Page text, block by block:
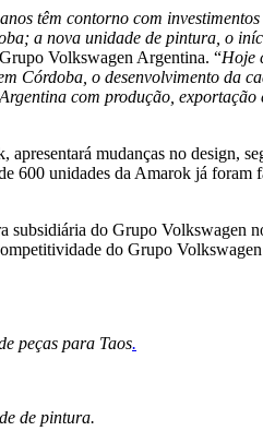
têm contorno com
a nova unidade de pintura, o
Volkswagen Argentina. “Hoje
Córdoba, o desenvolvimento da
com produção, exportação
mudanças no design,
600 unidades da Amarok já foram
do Grupo Volkswagen
do Grupo
peças para Taos.
de pintura.